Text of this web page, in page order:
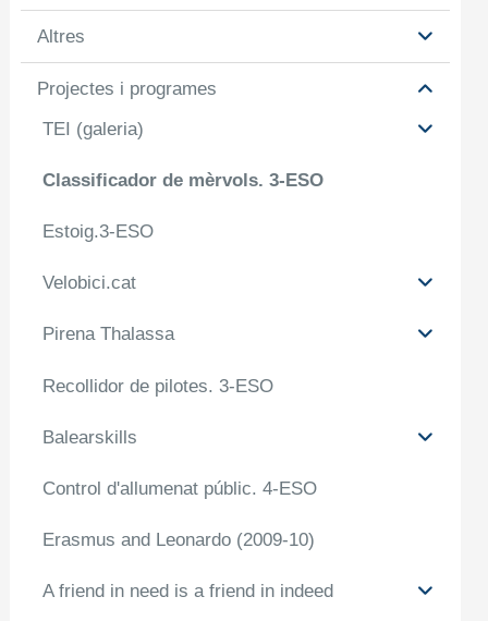
Altres
Projectes i programes
TEI (galeria)
Classificador de mèrvols. 3-ESO
Estoig.3-ESO
Velobici.cat
Pirena Thalassa
Recollidor de pilotes. 3-ESO
Balearskills
Control d'allumenat públic. 4-ESO
Erasmus and Leonardo (2009-10)
A friend in need is a friend in indeed